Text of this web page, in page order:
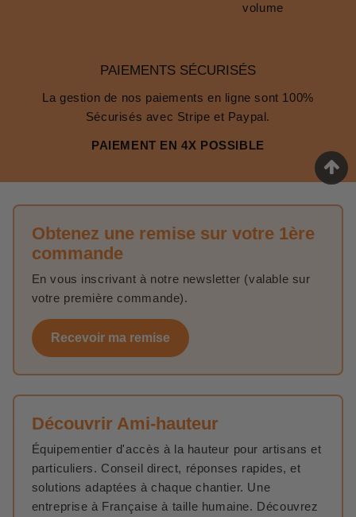
volume
PAIEMENTS SÉCURISÉS
La gestion de nos paiements en ligne sont 100%
Sécurisés avec Stripe et Paypal.
PAIEMENT EN 4X POSSIBLE
Obtenez une remise sur votre 1ère
commande
En vous inscrivant à notre newsletter (valable sur
votre première commande).
Recevoir ma remise
Découvrir Ami-hauteur
Équipementier d'accès à la hauteur pour artisans et
particuliers. Conseil direct, réponses rapides, et
solutions adaptées à chaque chantier. Une
entreprise à Française à taille humaine. Découvrez